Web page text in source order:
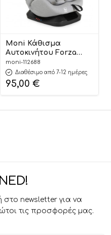
Moni Κάθισμα
Αυτοκινήτου Forza
Dark Grey 40-150cm
3801005153725
moni-112688
Διαθέσιμο από 7-12 ημέρες
95,00 €
στο newsletter για να
τις προσφορές μας.